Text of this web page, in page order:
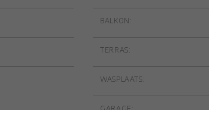
BALKON:
TERRAS:
WASPLAATS:
GARAGE: